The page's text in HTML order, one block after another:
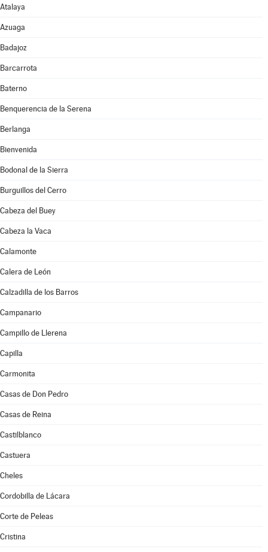
Atalaya
Azuaga
Badajoz
Barcarrota
Baterno
Benquerencia de la Serena
Berlanga
Bienvenida
Bodonal de la Sierra
Burguillos del Cerro
Cabeza del Buey
Cabeza la Vaca
Calamonte
Calera de León
Calzadilla de los Barros
Campanario
Campillo de Llerena
Capilla
Carmonita
Casas de Don Pedro
Casas de Reina
Castilblanco
Castuera
Cheles
Cordobilla de Lácara
Corte de Peleas
Cristina